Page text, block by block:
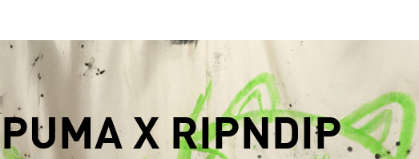
PUMA X RIPNDIP